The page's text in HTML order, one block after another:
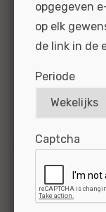
verzorgen
BEKIJKEN
Gepubliceerd:
#MOW48111
Eerste- of
opgegeven
op elk
de link in de
Periode
Captcha